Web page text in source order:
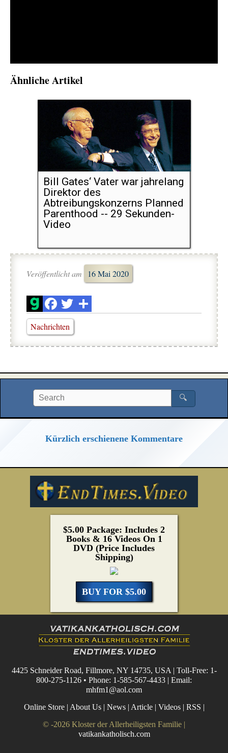
Ähnliche Artikel
Bill Gates‘ Vater war jahrelang
Direktor des
Abtreibungskonzerns Planned
Parenthood -- 29 Sekunden-
Video
Veröffentlicht am 16 Mai 2020
Nachrichten
🔍
Kürzlich erschienene Kommentare
$5.00 Package: Includes 2
Books & 16 Videos On 1
DVD (Price Includes
Shipping)
BUY FOR $5.00
4425 Schneider Road, Fillmore, NY 14735, USA | Toll-Free: 1-
800-275-1126 • Phone: 1-585-567-4433 | Email:
mhfm1@aol.com
Online Store| About Us| News| Article| Videos| RSS |
© -2026 Kloster der Allerheiligsten Familie |
vatikankatholisch.com